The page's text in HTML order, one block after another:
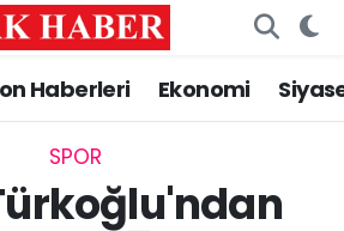
Haberleri Ekonomi
SPOR
HABERLERİ